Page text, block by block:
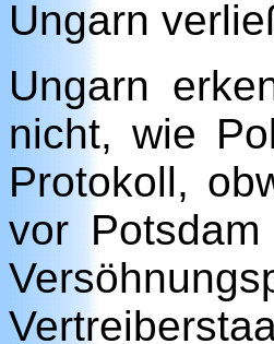
Ungarn
Ungarn
nicht, wie
Protokoll,
vor